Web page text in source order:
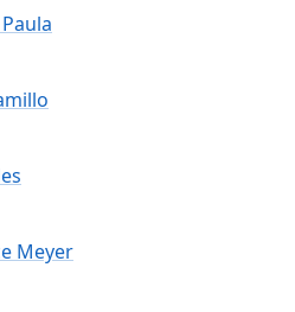
Meyer